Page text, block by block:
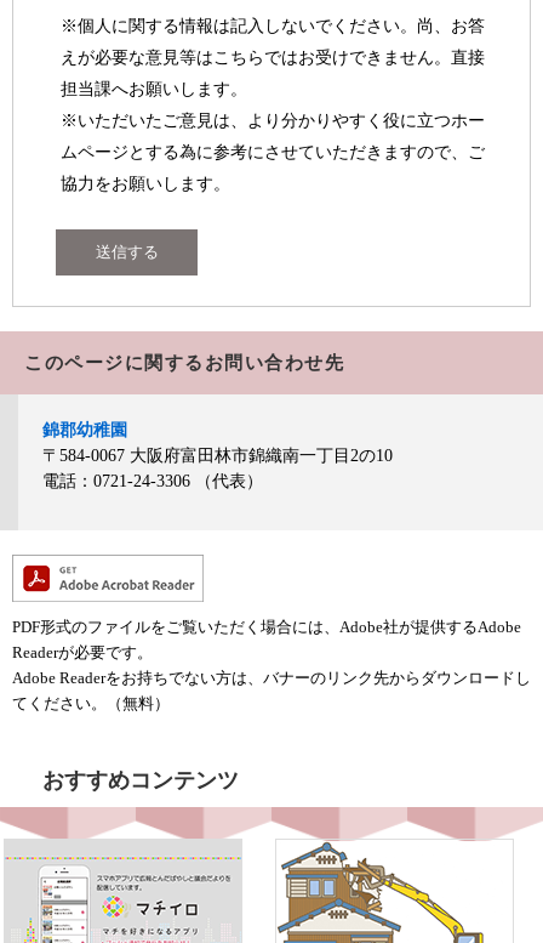
※個人に関する情報は記入しないでください。尚、お答
えが必要な意見等はこちらではお受けできません。直接
担当課へお願いします。
※いただいたご意見は、より分かりやすく役に立つホー
ムページとする為に参考にさせていただきますので、ご
協力をお願いします。
このページに関するお問い合わせ先
錦郡幼稚園
〒584-0067 大阪府富田林市錦織南一丁目2の10
電話：0721-24-3306
（代表）
PDF形式のファイルをご覧いただく場合には、Adobe社が提供するAdobe
Readerが必要です。
Adobe Readerをお持ちでない方は、バナーのリンク先からダウンロードし
てください。（無料）
おすすめコンテンツ